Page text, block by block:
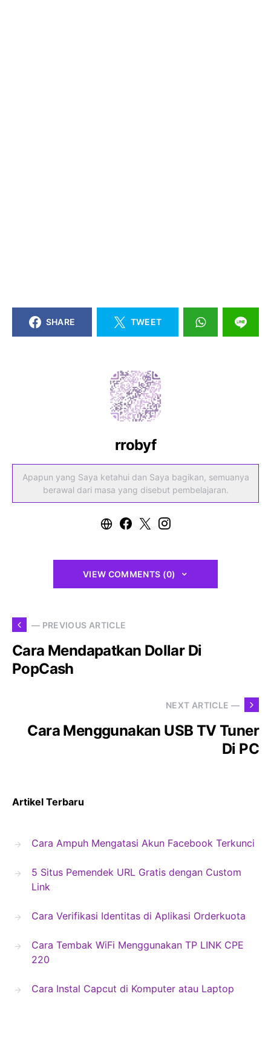
SHARE TWEET
rrobyf
Apapun yang Saya ketahui dan Saya bagikan, semuanya
berawal dari masa yang disebut pembelajaran.
VIEW COMMENTS (0)
— PREVIOUS ARTICLE
Cara Mendapatkan Dollar Di
PopCash
NEXT ARTICLE —
Cara Menggunakan USB TV Tuner
Di PC
Artikel Terbaru
Cara Ampuh Mengatasi Akun Facebook Terkunci
5 Situs Pemendek URL Gratis dengan Custom
Link
Cara Verifikasi Identitas di Aplikasi Orderkuota
Cara Tembak WiFi Menggunakan TP LINK CPE
220
Cara Instal Capcut di Komputer atau Laptop